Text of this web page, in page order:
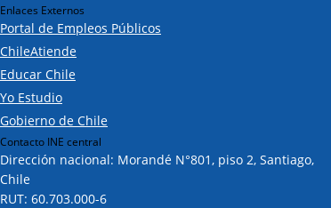
Enlaces Externos
Portal de Empleos Públicos
ChileAtiende
Educar Chile
Yo Estudio
Gobierno de Chile
Contacto INE central
Dirección nacional: Morandé N°801, piso 2, Santiago,
Chile
RUT: 60.703.000-6